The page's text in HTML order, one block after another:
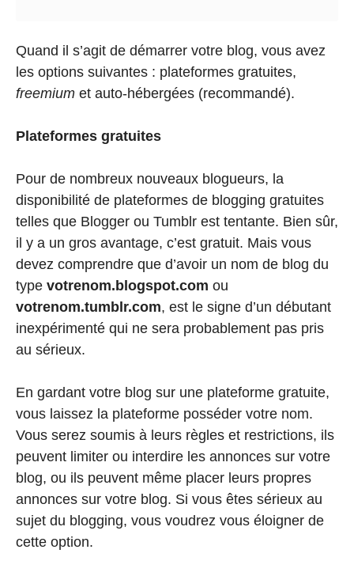
Quand il s’agit de démarrer votre blog, vous avez
les options suivantes : plateformes gratuites,
freemium et auto-hébergées (recommandé).
Plateformes gratuites
Pour de nombreux nouveaux blogueurs, la
disponibilité de plateformes de blogging gratuites
telles que Blogger ou Tumblr est tentante. Bien sûr,
il y a un gros avantage, c’est gratuit. Mais vous
devez comprendre que d’avoir un nom de blog du
type votrenom.blogspot.com ou
votrenom.tumblr.com, est le signe d’un débutant
inexpérimenté qui ne sera probablement pas pris
au sérieux.
En gardant votre blog sur une plateforme gratuite,
vous laissez la plateforme posséder votre nom.
Vous serez soumis à leurs règles et restrictions, ils
peuvent limiter ou interdire les annonces sur votre
blog, ou ils peuvent même placer leurs propres
annonces sur votre blog. Si vous êtes sérieux au
sujet du blogging, vous voudrez vous éloigner de
cette option.